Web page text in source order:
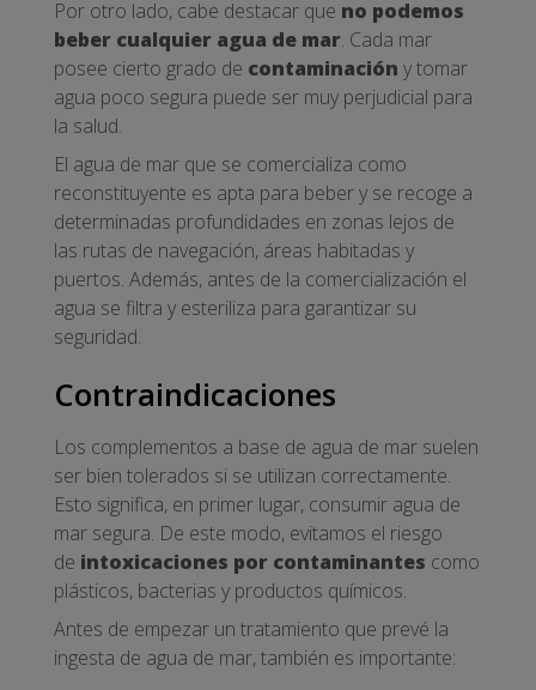
Por otro lado, cabe destacar que no podemos
beber cualquier agua de mar. Cada mar
posee cierto grado de contaminación y tomar
agua poco segura puede ser muy perjudicial para
la salud.
El agua de mar que se comercializa como
reconstituyente es apta para beber y se recoge a
determinadas profundidades en zonas lejos de
las rutas de navegación, áreas habitadas y
puertos. Además, antes de la comercialización el
agua se filtra y esteriliza para garantizar su
seguridad.
Contraindicaciones
Los complementos a base de agua de mar suelen
ser bien tolerados si se utilizan correctamente.
Esto significa, en primer lugar, consumir agua de
mar segura. De este modo, evitamos el riesgo
de intoxicaciones por contaminantes como
plásticos, bacterias y productos químicos.
Antes de empezar un tratamiento que prevé la
ingesta de agua de mar, también es importante: